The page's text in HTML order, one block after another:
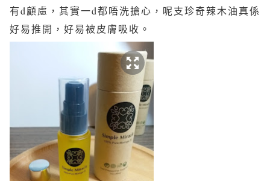
有d顧慮，其實一d都唔洗搶心，呢支珍奇辣木油真係
好易推開，好易被皮膚吸收。